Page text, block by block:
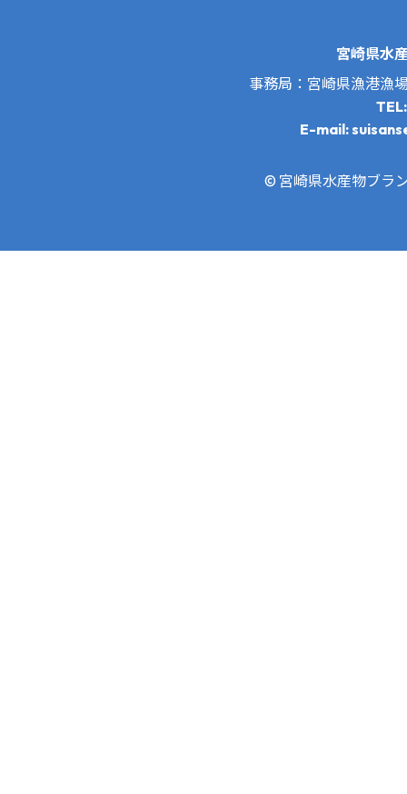
宮崎県水
事務局：宮崎県漁港漁
E-mail:
© 宮崎県水産物ブラ